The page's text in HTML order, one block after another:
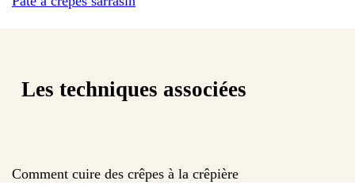
Les techniques associées
Comment cuire des crêpes à la crêpière